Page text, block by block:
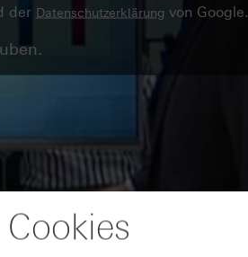
der Datenschutzerklärung von Google.